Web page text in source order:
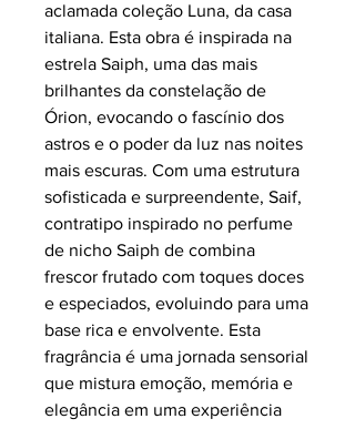
aclamada coleção Luna, da casa
italiana. Esta obra é inspirada na
estrela Saiph, uma das mais
brilhantes da constelação de
Órion, evocando o fascínio dos
astros e o poder da luz nas noites
mais escuras. Com uma estrutura
sofisticada e surpreendente, Saif,
contratipo inspirado no perfume
de nicho Saiph de combina
frescor frutado com toques doces
e especiados, evoluindo para uma
base rica e envolvente. Esta
fragrância é uma jornada sensorial
que mistura emoção, memória e
elegância em uma experiência